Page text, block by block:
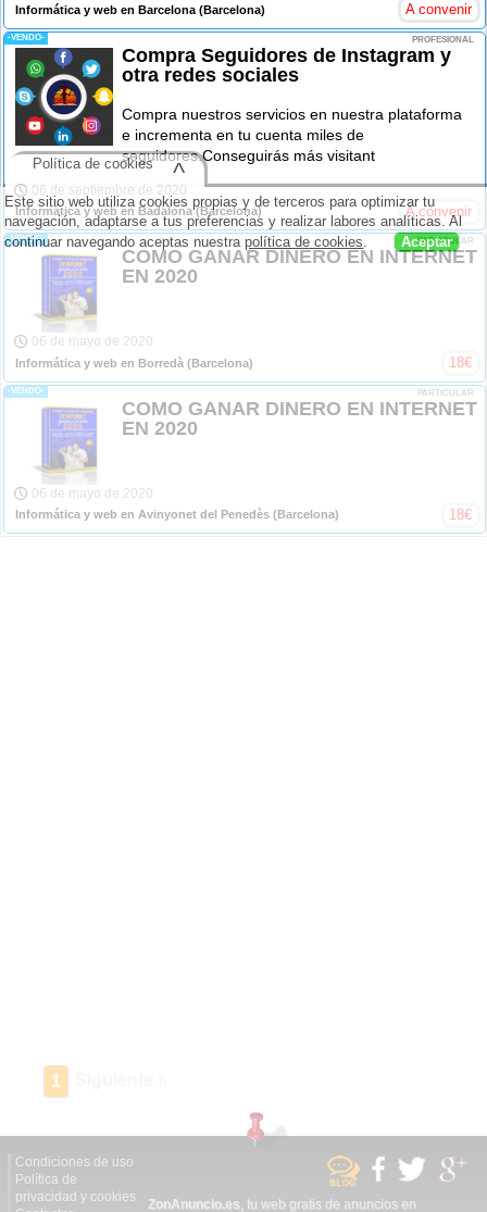
Informática y web en Barcelona (Barcelona) A convenir
-VENDO- PROFESIONAL
Compra Seguidores de Instagram y
otra redes sociales
Compra nuestros servicios en nuestra plataforma
e incrementa en tu cuenta miles de
seguidores.Conseguirás más visitant
06 de septiembre de 2020
Informática y web en Badalona(Barcelona) A convenir
-VENDO- PARTICULAR
COMO GANAR DINERO EN INTERNET
EN 2020
06 de mayo de 2020
Informática y web en Borredà (Barcelona) 18€
-VENDO- PARTICULAR
COMO GANAR DINERO EN INTERNET
EN 2020
06 de mayo de 2020
Informática y web en Avinyonet del Penedès (Barcelona) 18€
1
Condiciones de uso
Política de
privacidad y cookies
ZonAnuncio.es, tu web gratis de anuncios en
Este sitio web utiliza cookies propias y de terceros para optimizar tu
navegación, adaptarse a tus preferencias y realizar labores analíticas. Al
continuar navegando aceptas nuestrapolítica de cookies. Aceptar
Política de cookies ^